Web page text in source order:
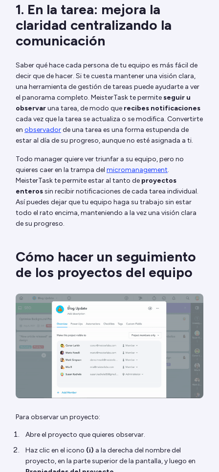
1. En la tarea: mejora la
claridad centralizando la
comunicación
Saber qué hace cada persona de tu equipo es más fácil de
decir que de hacer. Si te cuesta mantener una visión clara,
una herramienta de gestión de tareas puede ayudarte a ver
el panorama completo. MeisterTask te permiteseguir u
observaruna tarea, de modo que recibes notificaciones
cada vez que la tarea se actualiza o se modifica. Convertirte
en observadorde una tarea es una forma estupenda de
estar al día de su progreso, aunque no esté asignada a ti.
Todo manager quiere ver triunfar a su equipo, pero no
quieres caer en la trampa del micromanagement.
MeisterTask te permite estar al tanto de proyectos
enterossin recibir notificaciones de cada tarea individual.
Así puedes dejar que tu equipo haga su trabajo sin estar
todo el rato encima, manteniendo a la vez una visión clara
de su progreso.
Cómo hacer un seguimiento
de los proyectos del equipo
Para observar un proyecto:
Abre el proyecto que quieres observar.
Haz clic en el icono (i) a la derecha del nombre del
proyecto, en la parte superior de la pantalla, y luego en